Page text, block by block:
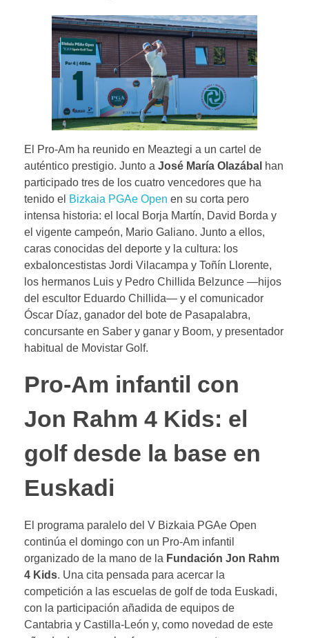
El Pro-Am ha reunido en Meaztegi a un cartel de
auténtico prestigio. Junto a José María Olazábal han
participado tres de los cuatro vencedores que ha
tenido el Bizkaia PGAe Open en su corta pero
intensa historia: el local Borja Martín, David Borda y
el vigente campeón, Mario Galiano. Junto a ellos,
caras conocidas del deporte y la cultura: los
exbaloncestistas Jordi Vilacampa y Toñín Llorente,
los hermanos Luis y Pedro Chillida Belzunce —hijos
del escultor Eduardo Chillida— y el comunicador
Óscar Díaz, ganador del bote de Pasapalabra,
concursante en Saber y ganar y Boom, y presentador
habitual de Movistar Golf.
Pro-Am infantil con
Jon Rahm 4 Kids: el
golf desde la base en
Euskadi
El programa paralelo del V Bizkaia PGAe Open
continúa el domingo con un Pro-Am infantil
organizado de la mano de la Fundación Jon Rahm
4 Kids. Una cita pensada para acercar la
competición a las escuelas de golf de toda Euskadi,
con la participación añadida de equipos de
Cantabria y Castilla-León y, como novedad de este